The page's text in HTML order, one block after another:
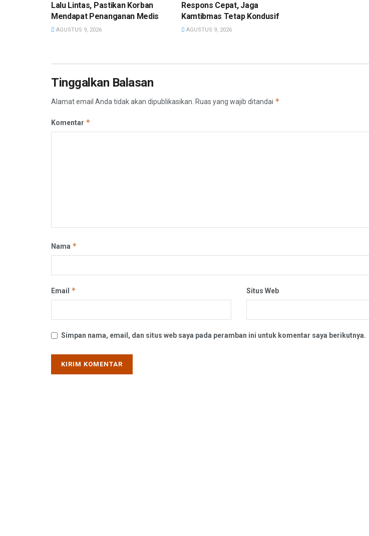
Lalu Lintas, Pastikan Korban
Mendapat Penanganan Medis
AGUSTUS 9, 2026
Respons Cepat, Jaga
Kamtibmas Tetap Kondusif
AGUSTUS 9, 2026
Tinggalkan Balasan
Alamat email Anda tidak akan dipublikasikan. Ruas yang wajib ditandai *
Komentar *
Nama *
Email * Situs Web
Simpan nama, email, dan situs web saya pada peramban ini untuk komentar saya berikutnya.